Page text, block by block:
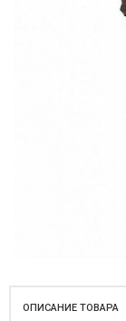
ОПИСАНИЕ ТОВАРА